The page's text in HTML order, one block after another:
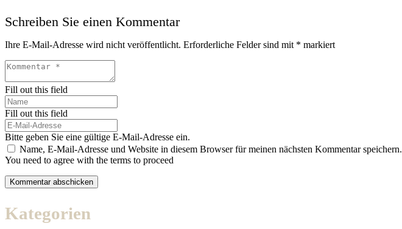
Schreiben Sie einen Kommentar
Ihre E-Mail-Adresse wird nicht veröffentlicht. Erforderliche Felder sind mit * markiert
Fill out this field
Fill out this field
Bitte geben Sie eine gültige E-Mail-Adresse ein.
Name, E-Mail-Adresse und Website in diesem Browser für meinen nächsten Kommentar speichern.
You need to agree with the terms to proceed
Kommentar abschicken
Kategorien